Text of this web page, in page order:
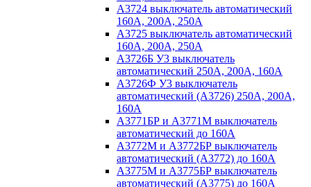
А3724 выключатель автоматический
160А, 200А, 250А
А3725 выключатель автоматический
160А, 200А, 250А
А3726Б У3 выключатель
автоматический 250А, 200А, 160А
А3726Ф У3 выключатель
автоматический (А3726) 250А, 200А,
160А
А3771БР и А3771М выключатель
автоматический до 160А
А3772М и А3772БР выключатель
автоматический (А3772) до 160А
А3775М и А3775БР выключатель
автоматический (А3775) до 160А